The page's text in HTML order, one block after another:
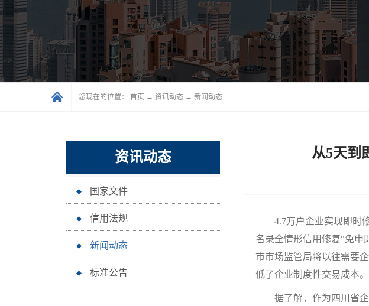
您现在的位置： 首页 → 资讯动态 → 新闻动态
资讯动态
国家文件
信用法规
新闻动态
标准公告
从5天到
4.7万户企业实现即时修
名录全情形信用修复“免申
市市场监管局将以往需要
低了企业制度性交易成本。
据了解，作为四川省企